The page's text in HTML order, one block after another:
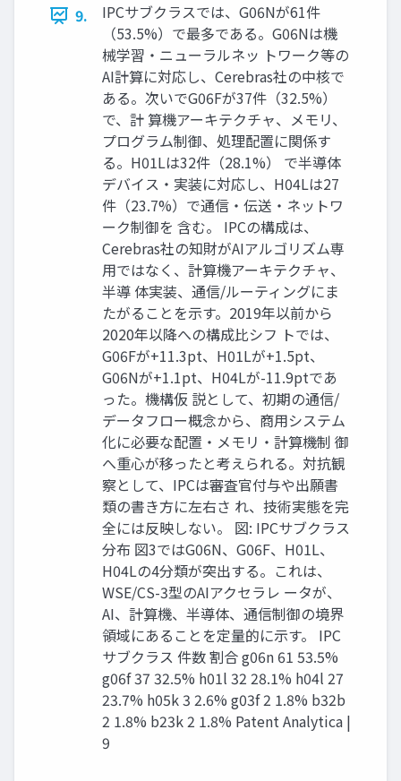
9.
IPCサブクラスでは、G06Nが61件
（53.5%）で最多である。G06Nは機
械学習・ニューラルネッ トワーク等の
AI計算に対応し、Cerebras社の中核で
ある。次いでG06Fが37件（32.5%）
で、計 算機アーキテクチャ、メモリ、
プログラム制御、処理配置に関係す
る。H01Lは32件（28.1%） で半導体
デバイス・実装に対応し、H04Lは27
件（23.7%）で通信・伝送・ネットワ
ーク制御を 含む。 IPCの構成は、
Cerebras社の知財がAIアルゴリズム専
用ではなく、計算機アーキテクチャ、
半導 体実装、通信/ルーティングにま
たがることを示す。2019年以前から
2020年以降への構成比シフ トでは、
G06Fが+11.3pt、H01Lが+1.5pt、
G06Nが+1.1pt、H04Lが-11.9ptであ
った。機構仮 説として、初期の通信/
データフロー概念から、商用システム
化に必要な配置・メモリ・計算機制 御
へ重心が移ったと考えられる。対抗観
察として、IPCは審査官付与や出願書
類の書き方に左右さ れ、技術実態を完
全には反映しない。 図: IPCサブクラス
分布 図3ではG06N、G06F、H01L、
H04Lの4分類が突出する。これは、
WSE/CS-3型のAIアクセラレ ータが、
AI、計算機、半導体、通信制御の境界
領域にあることを定量的に示す。 IPC
サブクラス 件数 割合 g06n 61 53.5%
g06f 37 32.5% h01l 32 28.1% h04l 27
23.7% h05k 3 2.6% g03f 2 1.8% b32b
2 1.8% b23k 2 1.8% Patent Analytica |
9